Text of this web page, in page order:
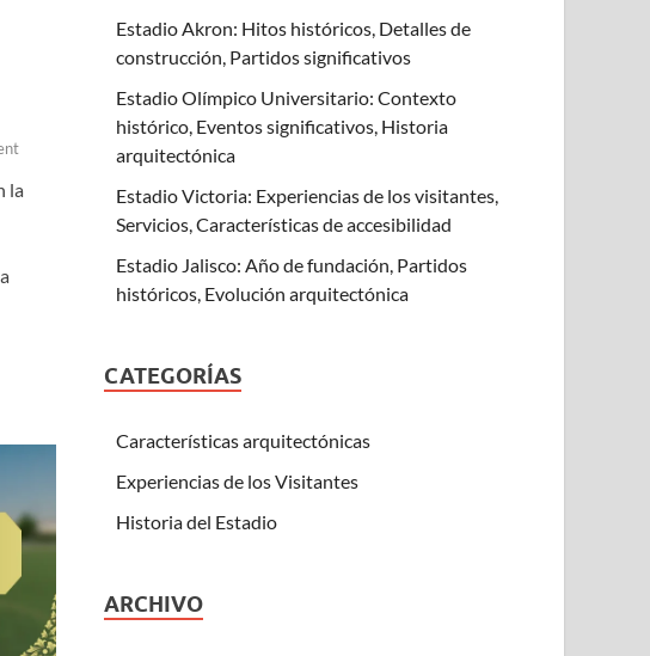
la
Estadio Akron: Hitos históricos, Detalles de
construcción, Partidos significativos
Estadio Olímpico Universitario: Contexto
histórico, Eventos significativos, Historia
arquitectónica
Estadio Victoria: Experiencias de los visitantes,
Servicios, Características de accesibilidad
Estadio Jalisco: Año de fundación, Partidos
históricos, Evolución arquitectónica
CATEGORÍAS
Características arquitectónicas
Experiencias de los Visitantes
Historia del Estadio
ARCHIVO